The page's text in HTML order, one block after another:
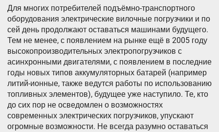
Для многих потребителей подъёмно-транспортного
оборудования электрические вилочные погрузчики и по
сей день продолжают оставаться машинами будущего.
Тем не менее, с появлением на рынке ещё в 2005 году
высокопроизводительных электропогрузчиков с
асинхронными двигателями, с появлением в последние
годы новых типов аккумуляторных батарей (например
литий-ионные, также ведутся работы по использованию
топливных элементов), будущее уже наступило. Те, кто
до сих пор не осведомлен о возможностях
современных электрических погрузчиков, упускают
огромные возможности. Не всегда разумно оставаться